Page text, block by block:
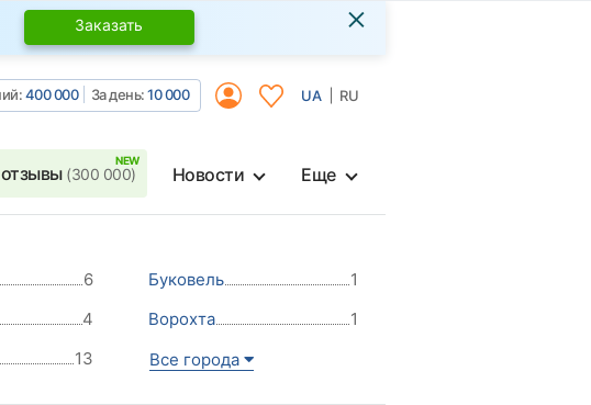
Заказать ×
400 000 За день:10 000 UA RU
(300 000) Новости Еще
6 Буковель
1
4 Ворохта
1
13 Все города